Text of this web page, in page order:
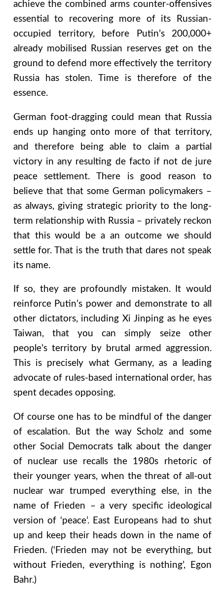
achieve the combined arms counter-offensives
essential to recovering more of its Russian-
occupied territory, before Putin’s 200,000+
already mobilised Russian reserves get on the
ground to defend more effectively the territory
Russia has stolen. Time is therefore of the
essence.
German foot-dragging could mean that Russia
ends up hanging onto more of that territory,
and therefore being able to claim a partial
victory in any resulting de facto if not de jure
peace settlement. There is good reason to
believe that that some German policymakers –
as always, giving strategic priority to the long-
term relationship with Russia – privately reckon
that this would be a an outcome we should
settle for. That is the truth that dares not speak
its name.
If so, they are profoundly mistaken. It would
reinforce Putin’s power and demonstrate to all
other dictators, including Xi Jinping as he eyes
Taiwan, that you can simply seize other
people’s territory by brutal armed aggression.
This is precisely what Germany, as a leading
advocate of rules-based international order, has
spent decades opposing.
Of course one has to be mindful of the danger
of escalation. But the way Scholz and some
other Social Democrats talk about the danger
of nuclear use recalls the 1980s rhetoric of
their younger years, when the threat of all-out
nuclear war trumped everything else, in the
name of Frieden – a very specific ideological
version of ‘peace’. East Europeans had to shut
up and keep their heads down in the name of
Frieden. (‘Frieden may not be everything, but
without Frieden, everything is nothing’, Egon
Bahr.)